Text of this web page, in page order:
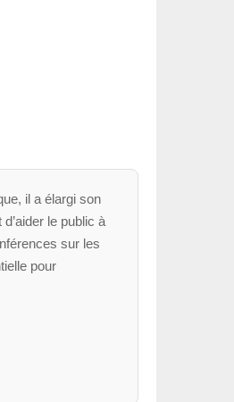
il a élargi son
le public à
sur les
pour